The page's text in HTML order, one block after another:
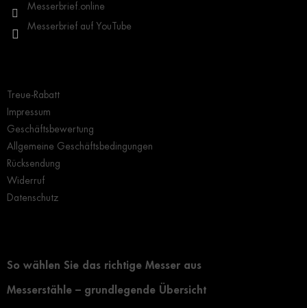
Messerbrief.online
Messerbrief auf YouTube
Treue-Rabatt
Impressum
Geschäftsbewertung
Allgemeine Geschäftsbedingungen
Rücksendung
Widerruf
Datenschutz
So wählen Sie das richtige Messer aus
Messerstähle – grundlegende Übersicht